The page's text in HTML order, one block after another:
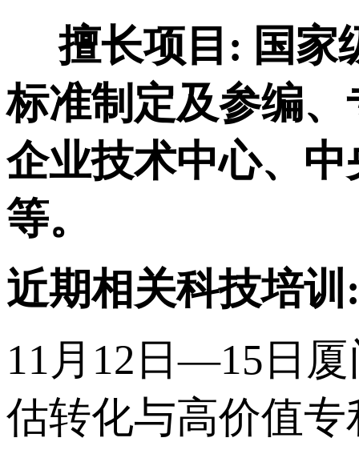
擅长项目: 国家
标准制定及参编
企业技术中心、
等。
近期相关科技培训
11月12日—15日
估转化与高价值